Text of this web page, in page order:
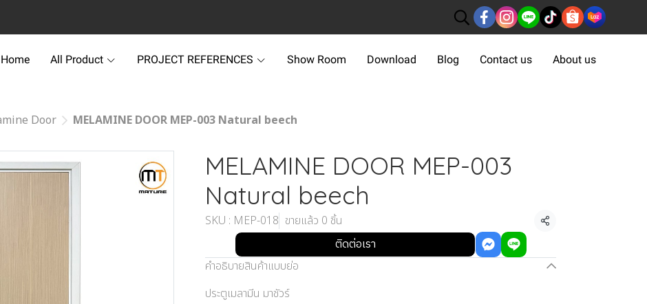
Home All Product PROJECT REFERENCES Show Room Download Blog Contact us About us
Door MELAMINE DOOR MEP-003 Natural beech
MELAMINE DOOR MEP-003
Natural beech
SKU : MEP-018 ขายแล้ว 0 ชิ้น
แชร์
ติดต่อเรา
คำอธิบายสินค้าแบบย่อ
ประตูเมลามีน มาชัวร์